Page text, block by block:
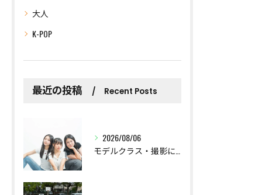
大人
K-POP
最近の投稿 Recent Posts
2026/08/06
モデルクラス・撮影に挑戦しました。